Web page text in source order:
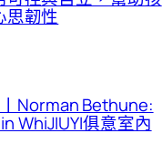
思韌性
丨Norman Bethune:
WhiJIUYI俱意室內